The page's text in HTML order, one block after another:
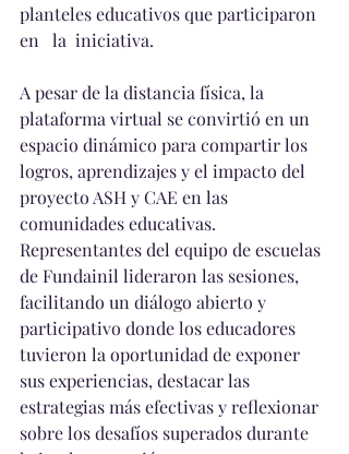
planteles educativos que participaron
en   la  iniciativa.
A pesar de la distancia física, la
plataforma virtual se convirtió en un
espacio dinámico para compartir los
logros, aprendizajes y el impacto del
proyecto ASH y CAE en las
comunidades educativas.
Representantes del equipo de escuelas
de Fundainil lideraron las sesiones,
facilitando un diálogo abierto y
participativo donde los educadores
tuvieron la oportunidad de exponer
sus experiencias, destacar las
estrategias más efectivas y reflexionar
sobre los desafíos superados durante